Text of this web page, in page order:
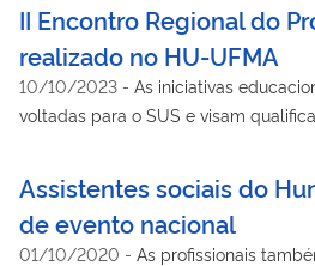
II Encontro Regional do
realizado no HU-UFMA
10/10/2023 - As iniciativas
voltadas para o SUS e visam
Assistentes sociais do
de evento nacional
01/10/2020 - As profissionais